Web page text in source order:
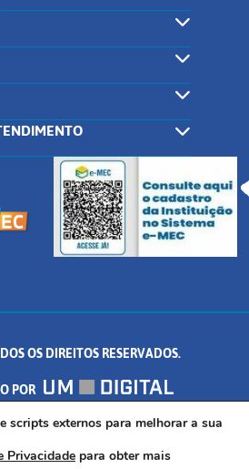
ferramentas
OS DIREITOS RESERVADOS.
POR
328 - PALMEIRAS, FORMIGA/MG - CEP:
35.574.530
scripts externos para melhorar a sua
Privacidade para obter mais